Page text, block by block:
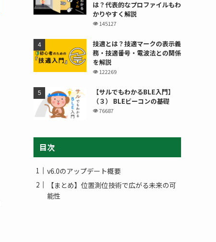
は？代表的なプロファイルもわ
かりやすく解説
145127
技適とは？技適マークの表示義
務・技適番号・電波法との関係
を解説
122269
【サルでもわかるBLE入門】
（３） BLEビーコンの基礎
76687
目次
v6.0のアップデート概要
【まとめ】位置測位技術で広がる未来の可
能性